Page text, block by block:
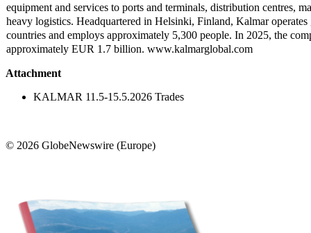
equipment and services to ports and terminals, distribution centres,
heavy logistics. Headquartered in Helsinki, Finland, Kalmar
countries and employs approximately 5,300 people. In 2025, the
approximately EUR 1.7 billion. www.kalmarglobal.com
Attachment
KALMAR 11.5-15.5.2026 Trades
© 2026 GlobeNewswire (Europe)